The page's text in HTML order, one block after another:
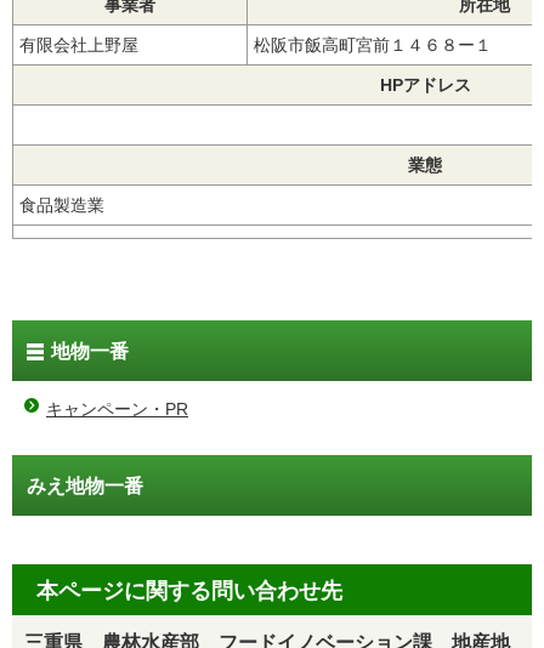
事業者 所在地
有限会社上野屋 松阪市飯高町宮前１４６８ー１
HPアドレス
業態
食品製造業
地物一番
キャンペーン・PR
みえ地物一番
本ページに関する問い合わせ先
三重県 農林水産部 フードイノベーション課 地産地